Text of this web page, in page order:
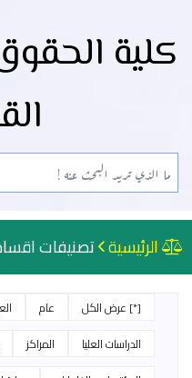
كلية
الرئيسية تصنيفات
[*] عرض الكل عام
الدراسات العليا
المراكز